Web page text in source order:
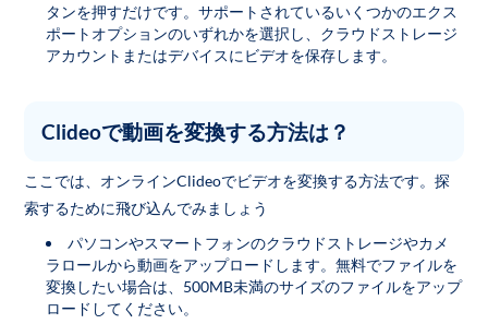
タンを押すだけです。サポートされているいくつかのエクス
ポートオプションのいずれかを選択し、クラウドストレージ
アカウントまたはデバイスにビデオを保存します。
Clideoで動画を変換する方法は？
ここでは、オンラインClideoでビデオを変換する方法です。探
索するために飛び込んでみましょう
パソコンやスマートフォンのクラウドストレージやカメ
ラロールから動画をアップロードします。無料でファイルを
変換したい場合は、500MB未満のサイズのファイルをアップ
ロードしてください。